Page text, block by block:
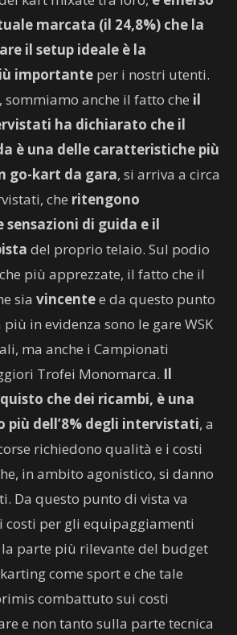
marcata (il 24,8%) che la
il setup ideale è la
importante per i nostri utenti.
sommiamo anche il fatto che il
ha dichiarato che il
è una delle caratteristiche più
go-kart da gara, si arriva a circa
che ritengono
di guida e il
del proprio telaio. Sul podio
più apprezzate, il fatto che il
sia vincentee da questo punto
in evidenza sono le gare WSK
ma anche i Campionati
Trofei Monomarca. Il
che dei ricambi, è una
più dell’8% degli intervistati, a
richiedono qualità e i costi
in ambito agonistico, si danno
Da questo punto di vista va
costi per gli equipaggiamenti
la parte più rilevante del budget
come sport e che tale
combattuto sui costi
e non tanto sulla parte tecnica